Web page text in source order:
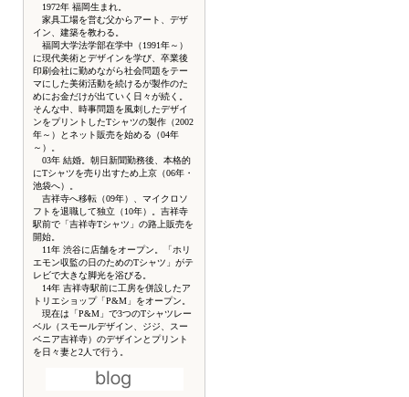
1972年 福岡生まれ。
家具工場を営む父からアート、デザ
イン、建築を教わる。
福岡大学法学部在学中（1991年～）
に現代美術とデザインを学び、卒業後
印刷会社に勤めながら社会問題をテー
マにした美術活動を続けるが製作のた
めにお金だけが出ていく日々が続く。
そんな中、時事問題を風刺したデザイ
ンをプリントしたTシャツの製作（2002
年～）とネット販売を始める（04年
～）。
03年 結婚。朝日新聞勤務後、本格的
にTシャツを売り出すため上京（06年・
池袋へ）。
吉祥寺へ移転（09年）、マイクロソ
フトを退職して独立（10年）。吉祥寺
駅前で「吉祥寺Tシャツ」の路上販売を
開始。
11年 渋谷に店舗をオープン。「ホリ
エモン収監の日のためのTシャツ」がテ
レビで大きな脚光を浴びる。
14年 吉祥寺駅前に工房を併設したア
トリエショップ「P&M」をオープン。
現在は「P&M」で3つのTシャツレー
ベル（スモールデザイン、ジジ、スー
ベニア吉祥寺）のデザインとプリント
を日々妻と2人で行う。